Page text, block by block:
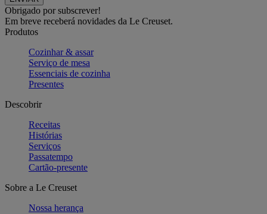
Obrigado por subscrever!
Em breve receberá novidades da Le Creuset.
Produtos
Cozinhar & assar
Serviço de mesa
Essenciais de cozinha
Presentes
Descobrir
Receitas
Histórias
Serviços
Passatempo
Cartão-presente
Sobre a Le Creuset
Nossa herança